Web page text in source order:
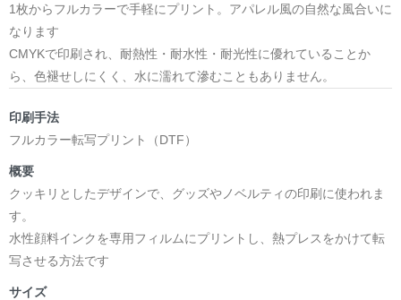
1枚からフルカラーで手軽にプリント。アパレル風の自然な風合いに
なります
CMYKで印刷され、耐熱性・耐水性・耐光性に優れていることか
ら、色褪せしにくく、水に濡れて滲むこともありません。
印刷手法
フルカラー転写プリント（DTF）
概要
クッキリとしたデザインで、グッズやノベルティの印刷に使われま
す。
水性顔料インクを専用フィルムにプリントし、熱プレスをかけて転
写させる方法です
サイズ